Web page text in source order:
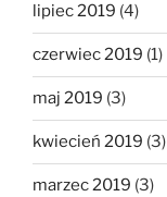
lipiec 2019 (4)
czerwiec 2019 (1)
maj 2019 (3)
kwiecień 2019 (3)
marzec 2019 (3)